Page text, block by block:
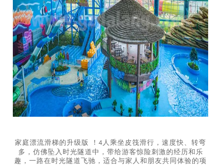
家庭漂流滑梯的升级版 ！ 4 人乘坐皮筏滑行，速度快、转弯
多，仿佛坠入时光隧道中，带给游客惊险刺激的经历和乐
趣，一路在时光隧道飞驰，适合与家人和朋友共同体验的项